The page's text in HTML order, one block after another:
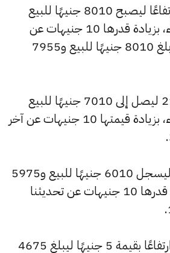
شهد سعر عيار 24 ارتفاعًا ليصبح 8010 جنيهًا للبيع
و7965 جنيهًا للشراء، بزيادة قدرها 10 جنيهات عن
السعر السابق الذي بلغ 8010 جنيهًا للبيع و7955
كما ارتفع سعر عيار 21 ليصل إلى 7010 جنيهًا للبيع
و6970 جنيهًا للشراء، بزيادة قيمتها 10 جنيهات عن آخر
وارتفع سعر عيار 18 ليسجل 6010 جنيهًا للبيع و5975
جنيهًا للشراء، بزيادة قدرها 10 جنيهات عن تحديثنا
وشهد سعر عيار 14 ارتفاعًا بقيمة 5 جنيهًا ليبلغ 4675